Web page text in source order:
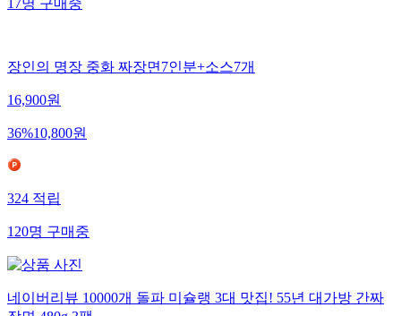
17명구매중
장인의 명장 중화 짜장면7인분+소스7개
16,900원
36%10,800원
324적립
120명구매중
네이버리뷰 10000개 돌파 미슐랭 3대 맛집! 55년 대가방 간짜